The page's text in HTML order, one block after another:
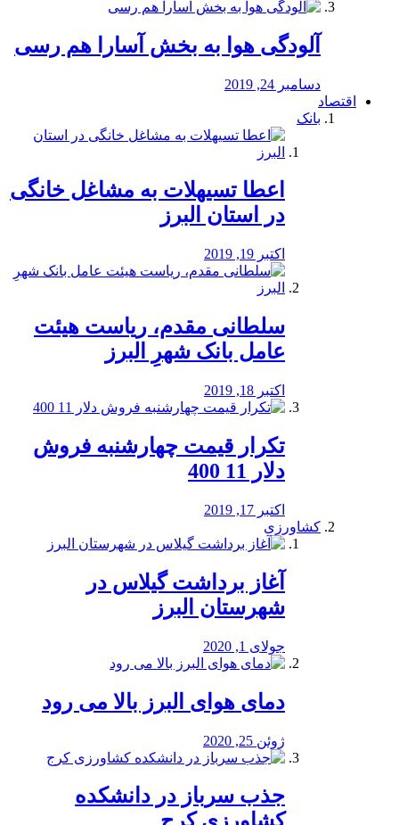
آلودگی هوا به بخش آسارا هم رسی
دسامبر 24, 2019
اقتصاد
بانک
️اعطا تسیهلات به مشاغل خانگی
در استان البرز
اکتبر 19, 2019
سلطانی مقدم، ریاست هیئت
عامل بانک شهرِ البرز
اکتبر 18, 2019
تکرار قیمت چهارشنبه فروش
دلار 11 400
اکتبر 17, 2019
کشاورزی
آغاز برداشت گیلاس در
شهرستان البرز
جولای 1, 2020
دمای هوای البرز بالا می رود
ژوئن 25, 2020
جذب سرباز در دانشکده